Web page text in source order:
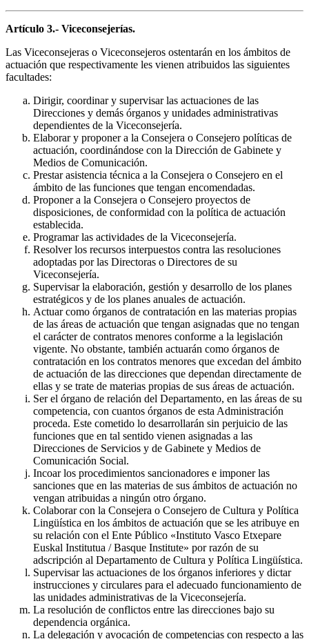
Artículo 3.- Viceconsejerías.
Las Viceconsejeras o Viceconsejeros ostentarán en los ámbitos de
actuación que respectivamente les vienen atribuidos las siguientes
facultades:
Dirigir, coordinar y supervisar las actuaciones de las
Direcciones y demás órganos y unidades administrativas
dependientes de la Viceconsejería.
Elaborar y proponer a la Consejera o Consejero políticas de
actuación, coordinándose con la Dirección de Gabinete y
Medios de Comunicación.
Prestar asistencia técnica a la Consejera o Consejero en el
ámbito de las funciones que tengan encomendadas.
Proponer a la Consejera o Consejero proyectos de
disposiciones, de conformidad con la política de actuación
establecida.
Programar las actividades de la Viceconsejería.
Resolver los recursos interpuestos contra las resoluciones
adoptadas por las Directoras o Directores de su
Viceconsejería.
Supervisar la elaboración, gestión y desarrollo de los planes
estratégicos y de los planes anuales de actuación.
Actuar como órganos de contratación en las materias propias
de las áreas de actuación que tengan asignadas que no tengan
el carácter de contratos menores conforme a la legislación
vigente. No obstante, también actuarán como órganos de
contratación en los contratos menores que excedan del ámbito
de actuación de las direcciones que dependan directamente de
ellas y se trate de materias propias de sus áreas de actuación.
Ser el órgano de relación del Departamento, en las áreas de su
competencia, con cuantos órganos de esta Administración
proceda. Este cometido lo desarrollarán sin perjuicio de las
funciones que en tal sentido vienen asignadas a las
Direcciones de Servicios y de Gabinete y Medios de
Comunicación Social.
Incoar los procedimientos sancionadores e imponer las
sanciones que en las materias de sus ámbitos de actuación no
vengan atribuidas a ningún otro órgano.
Colaborar con la Consejera o Consejero de Cultura y Política
Lingüística en los ámbitos de actuación que se les atribuye en
su relación con el Ente Público «Instituto Vasco Etxepare
Euskal Institutua / Basque Institute» por razón de su
adscripción al Departamento de Cultura y Política Lingüística.
Supervisar las actuaciones de los órganos inferiores y dictar
instrucciones y circulares para el adecuado funcionamiento de
las unidades administrativas de la Viceconsejería.
La resolución de conflictos entre las direcciones bajo su
dependencia orgánica.
La delegación y avocación de competencias con respecto a las